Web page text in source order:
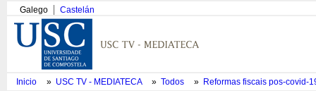
Galego Castelán
Inicio » USC TV - MEDIATECA » Todos » Reformas fiscais pos-covid-